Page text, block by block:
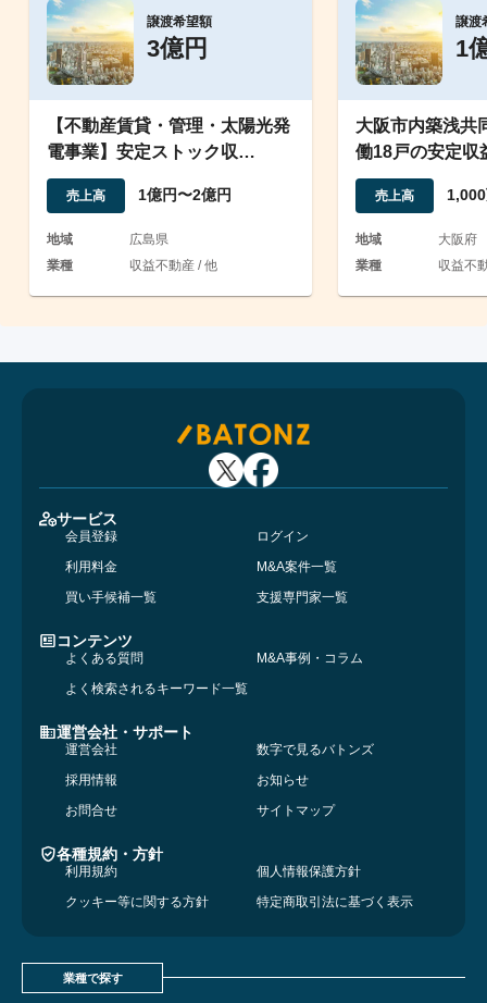
譲渡希望額
3億円
【不動産賃貸・管理・太陽光発
電事業】安定ストック収
益/EBITDA7,000万超
売上高 1億円〜2億円
地域
広島県
業種
収益不動産 / 他
譲渡
1
大阪市内築浅共
働18戸の安定収
業
売上高
地域
大阪府
業種
収益不
サービス
会員登録
ログイン
利用料金
M&A案件一覧
買い手候補一覧
支援専門家一覧
コンテンツ
よくある質問
M&A事例・コラム
よく検索されるキーワード一覧
運営会社・サポート
運営会社
数字で見るバトンズ
採用情報
お知らせ
お問合せ
サイトマップ
各種規約・方針
利用規約
個人情報保護方針
クッキー等に関する方針
特定商取引法に基づく表示
業種で探す